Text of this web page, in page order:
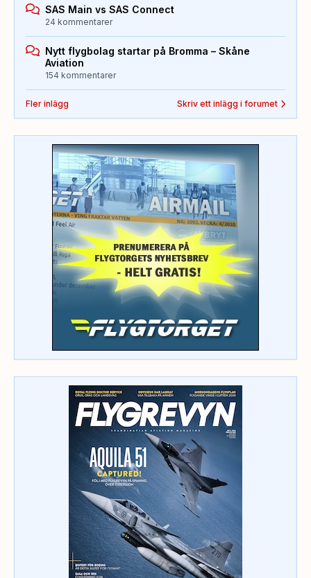
SAS Main vs SAS Connect
24 kommentarer
Nytt flygbolag startar på Bromma – Skåne
Aviation
154 kommentarer
Fler inlägg Skriv ett inlägg i forumet